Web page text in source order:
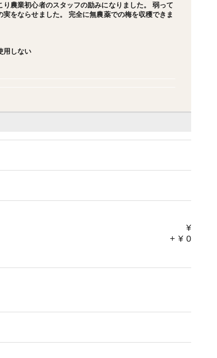
¥
+ ¥ 0
農業初心者のスタッフの励みになりました。 弱って
をならせました。 完全に無農薬での梅を収穫できま
用しない